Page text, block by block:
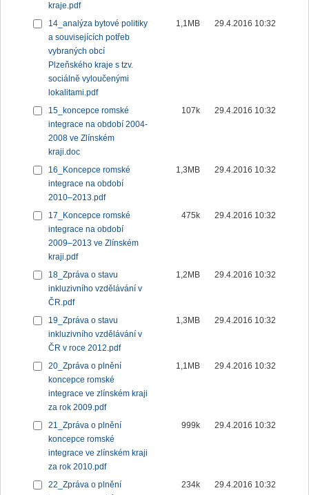
kraje.pdf
14_analýza bytové politiky
a souvisejících potřeb
vybraných obcí
Plzeňského kraje s tzv.
sociálně vyloučenými
lokalitami.pdf
1,1MB 29.4.2016 10:32
15_koncepce romské
integrace na období 2004-
2008 ve Zlínském
kraji.doc
107k 29.4.2016 10:32
16_Koncepce romské
integrace na období
2010–2013.pdf
1,3MB 29.4.2016 10:32
17_Koncepce romské
integrace na období
2009–2013 ve Zlínském
kraji.pdf
475k 29.4.2016 10:32
18_Zpráva o stavu
inkluzivního vzdělávání v
ČR.pdf
1,2MB 29.4.2016 10:32
19_Zpráva o stavu
inkluzivního vzdělávání v
ČR v roce 2012.pdf
1,3MB 29.4.2016 10:32
20_Zpráva o plnění
koncepce romské
integrace ve zlínském kraji
za rok 2009.pdf
1,1MB 29.4.2016 10:32
21_Zpráva o plnění
koncepce romské
integrace ve zlínském kraji
za rok 2010.pdf
999k 29.4.2016 10:32
22_Zpráva o plnění
234k 29.4.2016 10:32